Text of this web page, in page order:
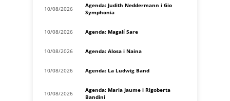
10/08/2026
Agenda: Judith Neddermann i Gio
Symphonia
10/08/2026 Agenda: Magalí Sare
10/08/2026 Agenda: Alosa i Naina
10/08/2026 Agenda: La Ludwig Band
10/08/2026
Agenda: Maria Jaume i Rigoberta
Bandini